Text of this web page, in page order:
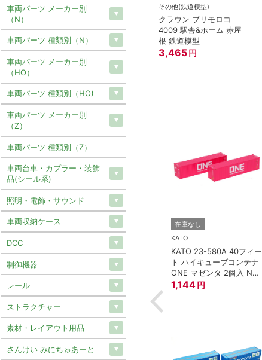
その他(鉄道模型)
クラウン プリモロコ
4009 駅舎&ホーム 赤屋
根 鉄道模型
3,465 円
ラー灰 (ボギー
TOMIX (トミックス)
トミックス JS21 集電シ
在庫なし
KATO
KATO 23-580A 40フィー
ト ハイキューブコンテナ
ONE マゼンタ 2個入 Nゲ
ージ
1,144 円
車両パーツ メーカー別
（N）
車両パーツ 種類別（N）
車両パーツ メーカー別
（HO）
車両パーツ 種類別（HO)
車両パーツ メーカー別
（Z）
車両パーツ 種類別（Z）
車両台車・カプラー・装飾
品(シール系)
照明・電飾・サウンド
車両収納ケース
DCC
制御機器
レール
ストラクチャー
素材・レイアウト用品
さんけい みにちゅあーと